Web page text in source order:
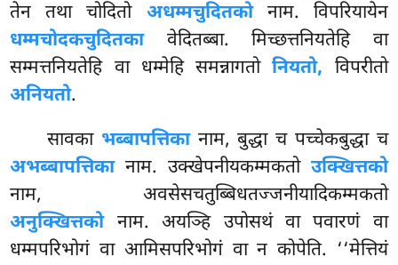
तेन तथा चोदितो अधम्मचुदितकोनाम. विपरियायेन
धम्मचोदकचुदितकावेदितब्बा. मिच्छत्तनियतेहि वा
सम्मत्तनियतेहि वा धम्मेहि समन्नागतोनियतो, विपरीतो
अनियतो.
सावका भब्बापत्तिकानाम, बुद्धा च पच्चेकबुद्धा च
अभब्बापत्तिकानाम. उक्खेपनीयकम्मकतो उक्खित्तको
नाम, अवसेसचतुब्बिधतज्जनीयादिकम्मकतो
अनुक्खित्तकोनाम. अयञ्हि उपोसथं वा पवारणं वा
धम्मपरिभोगं वा आमिसपरिभोगं वा न कोपेति. ‘‘मेत्तियं